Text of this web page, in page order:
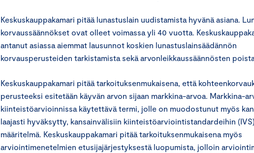
Keskuskauppakamari pitää lunastuslain uudistamista hyvänä asiana.
korvaussäännökset ovat olleet voimassa yli 40 vuotta.
antanut asiassa aiemmat lausunnot koskien lunastuslainsäädännön
korvausperusteiden tarkistamista sekä arvonleikkaussäännösten
Keskuskauppakamari pitää tarkoituksenmukaisena, että
perusteeksi esitetään käyvän arvon sijaan markkina-arvoa. Markkina-
kiinteistöarvioinnissa käytettävä termi, jolle on muodostunut myös
laajasti hyväksytty, kansainvälisiin kiinteistöarviointistandardeihin
määritelmä. Keskuskauppakamari pitää tarkoituksenmukaisena myös
arviointimenetelmien etusijajärjestyksestä luopumista, jolloin